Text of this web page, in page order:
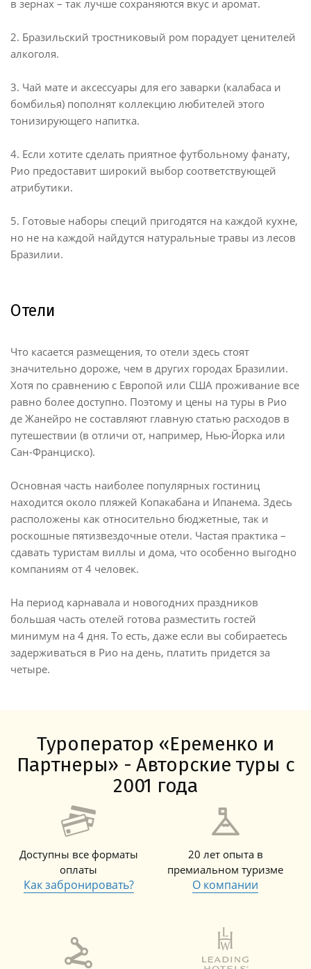
в зернах – так лучше сохраняются вкус и аромат.
2. Бразильский тростниковый ром порадует ценителей
алкоголя.
3. Чай мате и аксессуары для его заварки (калабаса и
бомбилья) пополнят коллекцию любителей этого
тонизирующего напитка.
4. Если хотите сделать приятное футбольному фанату,
Рио предоставит широкий выбор соответствующей
атрибутики.
5. Готовые наборы специй пригодятся на каждой кухне,
но не на каждой найдутся натуральные травы из лесов
Бразилии.
Отели
Что касается размещения, то отели здесь стоят
значительно дороже, чем в других городах Бразилии.
Хотя по сравнению с Европой или США проживание все
равно более доступно. Поэтому и цены на туры в Рио
де Жанейро не составляют главную статью расходов в
путешествии (в отличи от, например, Нью-Йорка или
Сан-Франциско).
Основная часть наиболее популярных гостиниц
находится около пляжей Копакабана и Ипанема. Здесь
расположены как относительно бюджетные, так и
роскошные пятизвездочные отели. Частая практика –
сдавать туристам виллы и дома, что особенно выгодно
компаниям от 4 человек.
На период карнавала и новогодних праздников
большая часть отелей готова разместить гостей
минимум на 4 дня. То есть, даже если вы собираетесь
задерживаться в Рио на день, платить придется за
четыре.
Туроператор «Еременко и
Партнеры» - Авторские туры с
2001 года
Доступны все форматы
оплаты
Как забронировать?
20 лет опыта в
премиальном туризме
О компании